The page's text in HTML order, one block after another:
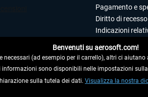
Pagamento e
Diritto di
Indicazioni
Editoriale
Benvenuti su aerosoft.com!
(ad esempio per il carrello), altri ci
sono disponibili nelle impostazioni
sulla tutela dei dati. Visualizza la nostra